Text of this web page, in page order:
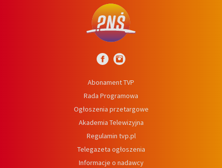
Abonament TVP
Rada Programowa
Ogłoszenia przetargowe
Akademia Telewizyjna
Regulamin tvp.pl
Telegazeta ogłoszenia
Informacje o nadawcy